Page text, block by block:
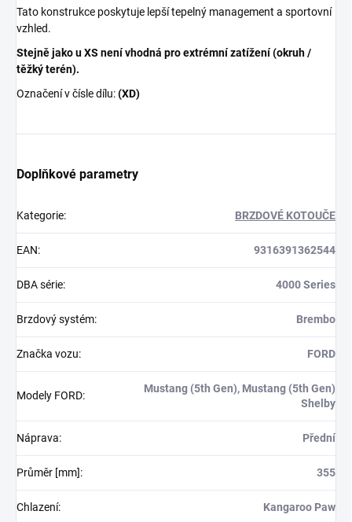
Tato konstrukce poskytuje lepší tepelný management a sportovní
vzhled.
Stejně jako u XS není vhodná pro extrémní zatížení (okruh /
těžký terén).
Označení v čísle dílu:(XD)
Doplňkové parametry
Kategorie: BRZDOVÉ KOTOUČE
EAN: 9316391362544
DBA série: 4000 Series
Brzdový systém: Brembo
Značka vozu: FORD
Modely FORD:
Mustang (5th Gen), Mustang (5th Gen)
Shelby
Náprava: Přední
Průměr [mm]: 355
Chlazení: Kangaroo Paw